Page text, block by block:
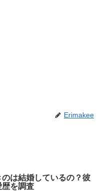
Erimakee
のは結婚しているの？彼
歴を調査